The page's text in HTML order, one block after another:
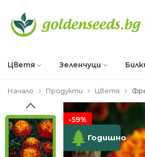
Цветя Зеленчуци
Начало Продукти Цветя
Годишно
-59%